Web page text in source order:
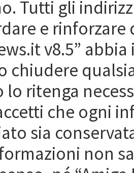
Tutti gli
e
v8.5”
chiudere
lo ritenga
che ogni
sia
non